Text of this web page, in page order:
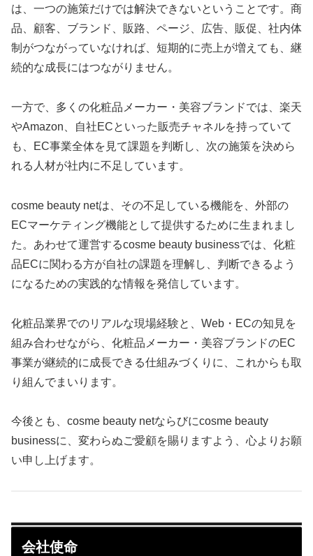
は、一つの施策だけでは解決できないということです。商
品、顧客、ブランド、販路、ページ、広告、販促、社内体
制がつながっていなければ、短期的に売上が増えても、継
続的な成長にはつながりません。
一方で、多くの化粧品メーカー・美容ブランドでは、楽天
やAmazon、自社ECといった販売チャネルを持っていて
も、EC事業全体を見て課題を判断し、次の施策を決めら
れる人材が社内に不足しています。
cosme beauty netは、その不足している機能を、外部の
ECマーケティング機能として提供するために生まれまし
た。あわせて運営するcosme beauty businessでは、化粧
品ECに関わる方が自社の課題を理解し、判断できるよう
になるための実践的な情報を発信しています。
化粧品業界でのリアルな現場経験と、Web・ECの知見を
組み合わせながら、化粧品メーカー・美容ブランドのEC
事業が継続的に成長できる仕組みづくりに、これからも取
り組んでまいります。
今後とも、cosme beauty netならびにcosme beauty
businessに、変わらぬご愛顧を賜りますよう、心よりお願
い申し上げます。
会社使命